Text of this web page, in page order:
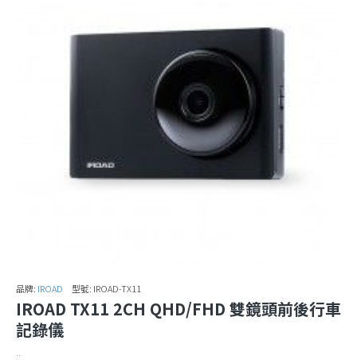
品牌: IROAD 型號: IROAD-TX11
IROAD TX11 2CH QHD/FHD 雙鏡頭前後行車
記錄儀
..